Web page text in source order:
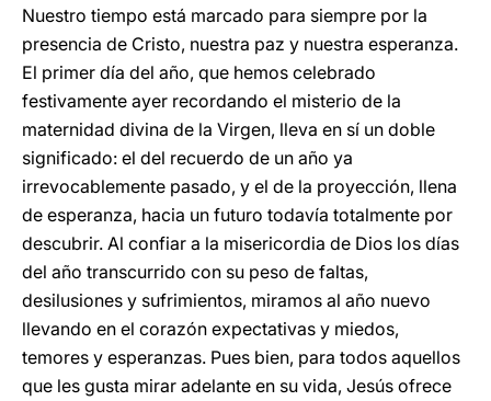
Nuestro tiempo está marcado para siempre por la
presencia de Cristo, nuestra paz y nuestra esperanza.
El primer día del año, que hemos celebrado
festivamente ayer recordando el misterio de la
maternidad divina de la Virgen, lleva en sí un doble
significado: el del recuerdo de un año ya
irrevocablemente pasado, y el de la proyección, llena
de esperanza, hacia un futuro todavía totalmente por
descubrir. Al confiar a la misericordia de Dios los días
del año transcurrido con su peso de faltas,
desilusiones y sufrimientos, miramos al año nuevo
llevando en el corazón expectativas y miedos,
temores y esperanzas. Pues bien, para todos aquellos
que les gusta mirar adelante en su vida, Jesús ofrece